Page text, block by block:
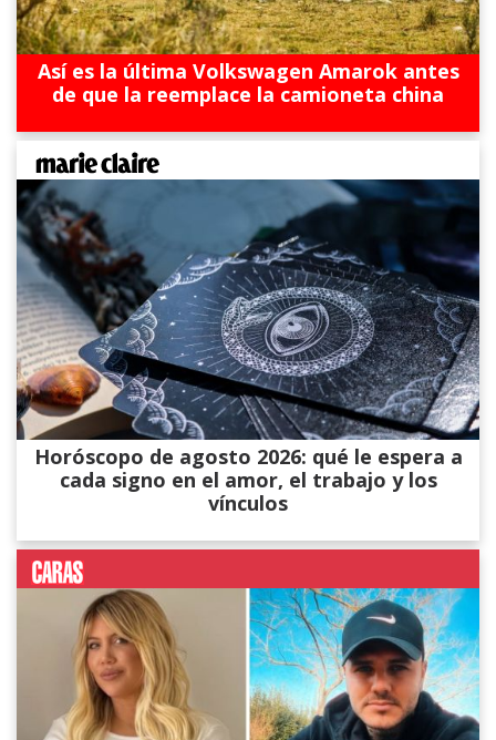
Así es la última Volkswagen Amarok antes
de que la reemplace la camioneta china
Horóscopo de agosto 2026: qué le espera a
cada signo en el amor, el trabajo y los
vínculos